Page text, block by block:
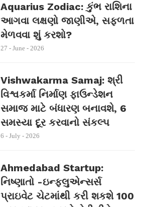
Aquarius Zodiac: કુંભ રાશિના
આગવા લક્ષણો જાણીએ, સફળતા
મેળવવા શું કરશો?
27 - June - 2026
Vishwakarma Samaj: શ્રી
વિશ્વકર્મા નિર્માણ ફાઉન્ડેશન
સમાજ માટે બંધારણ બનાવશે, 6
સમસ્યા દૂર કરવાનો સંકલ્પ
6 - July - 2026
Ahmedabad Startup:
નિષ્ણાતો -ઇન્ફ્લુએન્સર્સ
પ્રાઇવેટ ચેટમાંથી કરી શકશે 100